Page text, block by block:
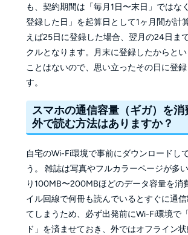
も、契約期間は「毎月1日〜末日」ではな
登録した日」を起算日として1ヶ月間が計
えば25日に登録した場合、翌月の24日ま
クルとなります。月末に登録したからと
ことはないので、思い立ったその日に登
す。
スマホの通信容量（ギガ）を消
外で読む方法はありますか？
自宅のWi-Fi環境で事前にダウンロードし
う。 雑誌は写真やフルカラーページが多
り100MB〜200MBほどのデータ容量を消
イル回線で何冊も読んでいるとすぐに通
てしまうため、必ず出発前にWi-Fi環境で
ド」を済ませておき、外ではオフライン